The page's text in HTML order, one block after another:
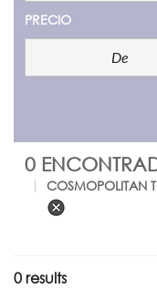
PRECIO
0
COSMOPOLITAN
0 results